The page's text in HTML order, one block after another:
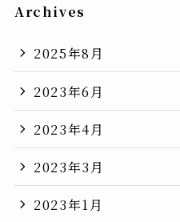
Archives
2025年8月
2023年6月
2023年4月
2023年3月
2023年1月